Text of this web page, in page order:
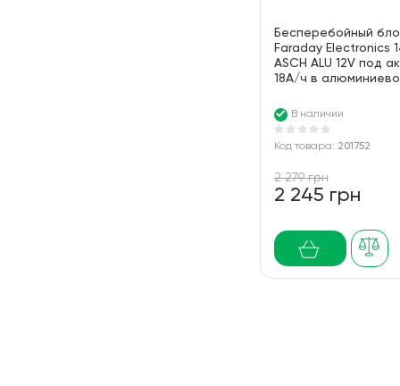
Бесперебойный
Faraday Electronics
ASCH ALU 12V под
18А/ч в
В наличии
Код товара: 201752
2 279 грн
2 245 грн